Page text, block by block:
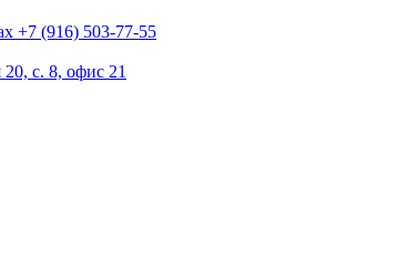
+7 (916) 503-77-55
с. 8, офис 21